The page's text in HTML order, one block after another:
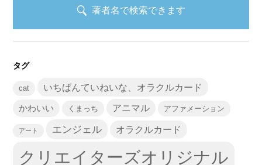
著者名で検索できます
タグ
cat いちばんていねいな、オラクルカード
かわいい くまっち アニマル アファメーション
アート エンジェル オラクルカード
クリエイターズオリジナル